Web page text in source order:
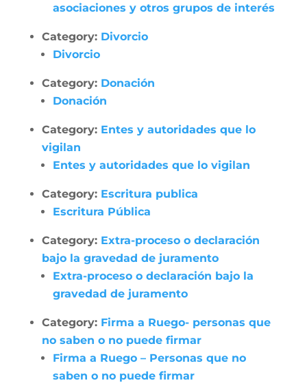
asociaciones y otros grupos de interés
Category: Divorcio
Divorcio
Category: Donación
Donación
Category: Entes y autoridades que lo
vigilan
Entes y autoridades que lo vigilan
Category: Escritura publica
Escritura Pública
Category: Extra-proceso o declaración
bajo la gravedad de juramento
Extra-proceso o declaración bajo la
gravedad de juramento
Category: Firma a Ruego- personas que
no saben o no puede firmar
Firma a Ruego – Personas que no
saben o no puede firmar